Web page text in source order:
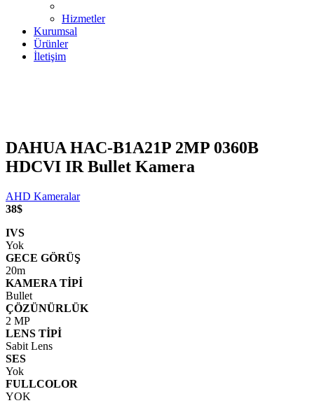
Hizmetler
Kurumsal
Ürünler
İletişim
DAHUA HAC-B1A21P 2MP 0360B
HDCVI IR Bullet Kamera
AHD Kameralar
38$
IVS
Yok
GECE GÖRÜŞ
20m
KAMERA TİPİ
Bullet
ÇÖZÜNÜRLÜK
2 MP
LENS TİPİ
Sabit Lens
SES
Yok
FULLCOLOR
YOK